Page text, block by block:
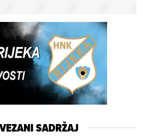
SADRŽAJ